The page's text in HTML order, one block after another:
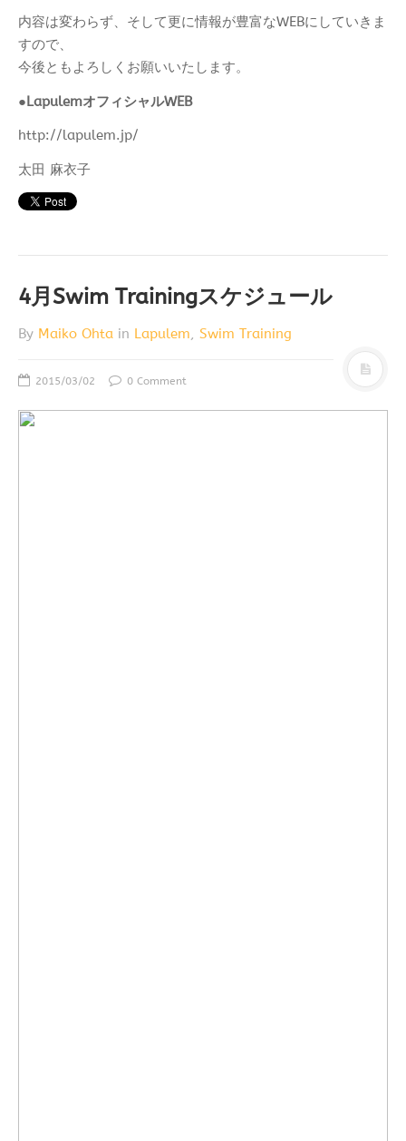
内容は変わらず、そして更に情報が豊富なWEBにしていきま
すので、
今後ともよろしくお願いいたします。
●LapulemオフィシャルWEB
http://lapulem.jp/
太田 麻衣子
4月Swim Trainingスケジュール
By Maiko Ohta in Lapulem, Swim Training
2015/03/02 0 Comment